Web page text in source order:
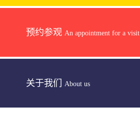
预约参观 An appointment for a visit
关于我们 About us